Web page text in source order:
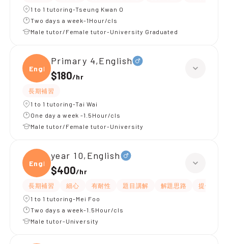
1 to 1 tutoring-Tseung Kwan O
Two days a week-1Hour/cls
Male tutor/Female tutor-University Graduated
Engli
Primary 4,English
$180/hr
長期補習
1 to 1 tutoring-Tai Wai
One day a week -1.5Hour/cls
Male tutor/Female tutor-University
Engli
year 10,English
$400/hr
長期補習 細心 有耐性 題目講解 解題思路
提供練習
1 to 1 tutoring-Mei Foo
Two days a week-1.5Hour/cls
Male tutor-University